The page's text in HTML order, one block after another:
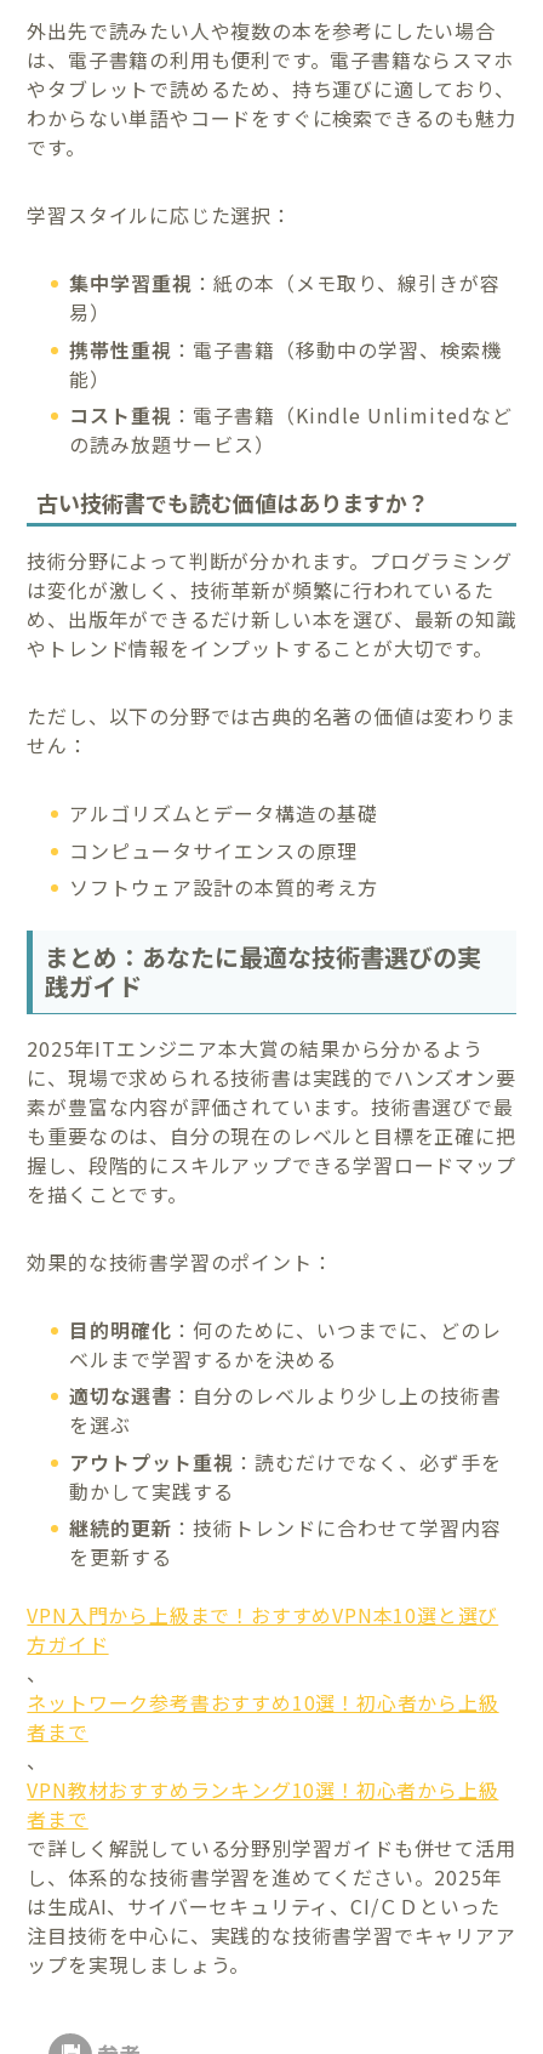
外出先で読みたい人や複数の本を参考にしたい場合
は、電子書籍の利用も便利です。電子書籍ならスマホ
やタブレットで読めるため、持ち運びに適しており、
わからない単語やコードをすぐに検索できるのも魅力
です。
学習スタイルに応じた選択：
集中学習重視 ：紙の本（メモ取り、線引きが容
易）
携帯性重視 ：電子書籍（移動中の学習、検索機
能）
コスト重視 ：電子書籍（Kindle Unlimitedなど
の読み放題サービス）
古い技術書でも読む価値はありますか？
技術分野によって判断が分かれます。プログラミング
は変化が激しく、技術革新が頻繁に行われているた
め、出版年ができるだけ新しい本を選び、最新の知識
やトレンド情報をインプットすることが大切です。
ただし、以下の分野では古典的名著の価値は変わりま
せん：
アルゴリズムとデータ構造の基礎
コンピュータサイエンスの原理
ソフトウェア設計の本質的考え方
まとめ：あなたに最適な技術書選びの実
践ガイド
2025年ITエンジニア本大賞の結果から分かるよう
に、現場で求められる技術書は実践的でハンズオン要
素が豊富な内容が評価されています。技術書選びで最
も重要なのは、自分の現在のレベルと目標を正確に把
握し、段階的にスキルアップできる学習ロードマップ
を描くことです。
効果的な技術書学習のポイント：
目的明確化 ：何のために、いつまでに、どのレ
ベルまで学習するかを決める
適切な選書 ：自分のレベルより少し上の技術書
を選ぶ
アウトプット重視 ：読むだけでなく、必ず手を
動かして実践する
継続的更新 ：技術トレンドに合わせて学習内容
を更新する
VPN入門から上級まで！おすすめVPN本10選と選び
方ガイド
、
ネットワーク参考書おすすめ10選！初心者から上級
者まで
、
VPN教材おすすめランキング10選！初心者から上級
者まで
で詳しく解説している分野別学習ガイドも併せて活用
し、体系的な技術書学習を進めてください。2025年
は生成AI、サイバーセキュリティ、CI/ＣＤといった
注目技術を中心に、実践的な技術書学習でキャリアア
ップを実現しましょう。